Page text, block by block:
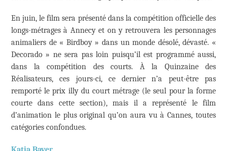
En juin, le film sera présenté dans la compétition officielle des
longs-métrages à Annecy et on y retrouvera les personnages
animaliers de « Birdboy » dans un monde désolé, dévasté. «
Decorado » ne sera pas loin puisqu’il est programmé aussi,
dans la compétition des courts. À la Quinzaine des
Réalisateurs, ces jours-ci, ce dernier n’a peut-être pas
remporté le prix illy du court métrage (le seul pour la forme
courte dans cette section), mais il a représenté le film
d’animation le plus original qu’on aura vu à Cannes, toutes
catégories confondues.